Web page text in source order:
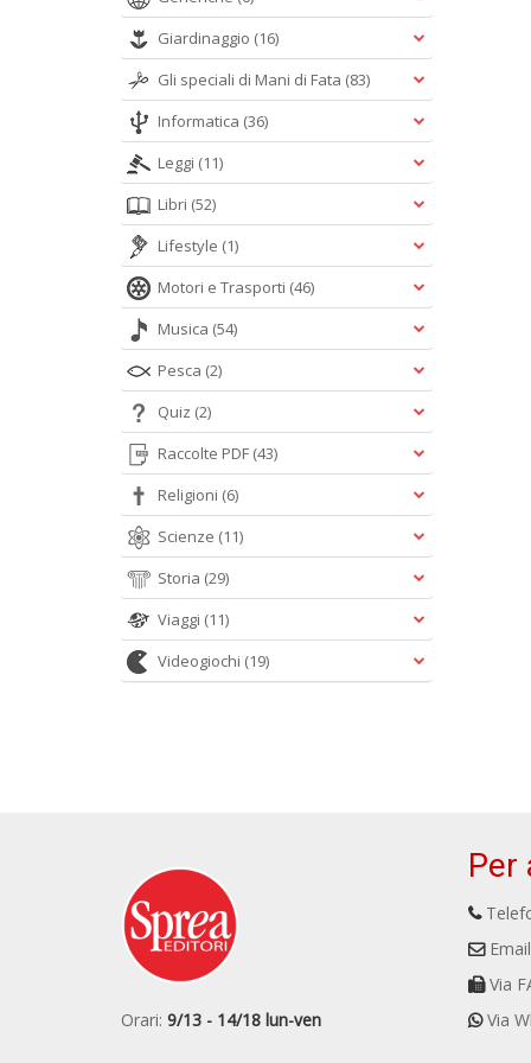
Giardinaggio (16)
Gli speciali di Mani di Fata (83)
Informatica (36)
Leggi (11)
Libri (52)
Lifestyle (1)
Motori e Trasporti (46)
Musica (54)
Pesca (2)
Quiz (2)
Raccolte PDF (43)
Religioni (6)
Scienze (11)
Storia (29)
Viaggi (11)
Videogiochi (19)
Orari: 9/13 - 14/18 lun-ven
Per
Via
Via